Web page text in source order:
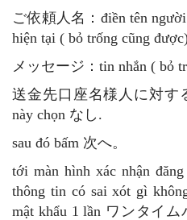
ご依頼人名：điền tên
hiện tại ( bỏ trống cũng
メッセージ：tin nhắn ( bỏ
送金先口座名様人に対す
này chọn なし.
sau đó bấm 次へ。
tới màn hình xác nhận
thông tin có sai xót gì
mật khẩu 1 lần ワンタイ